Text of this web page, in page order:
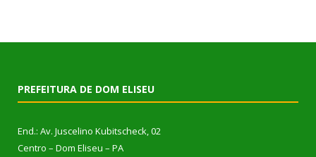
PREFEITURA DE DOM ELISEU
End.: Av. Juscelino Kubitscheck, 02
Centro – Dom Eliseu – PA